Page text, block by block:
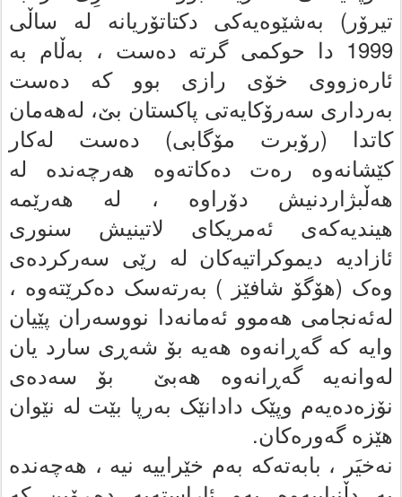
تیرۆر) به‌شێوه‌یه‌کى دکتاتۆریانە له‌ ساڵى
1999 دا حوکمى گرته‌ ده‌ست ، به‌ڵام به‌
ئاره‌زووى خۆى رازى بوو که‌ ده‌ست
به‌ردارى سه‌رۆکایه‌تى پاکستان بێ، له‌هه‌مان
کاتدا (رۆبرت مۆگابى) ده‌ست له‌کار
کێشانه‌وه‌ ره‌ت ده‌کاته‌وه‌ هه‌رچه‌نده‌ له‌
هه‌ڵبژاردنیش دۆراوه‌ ، له‌ هه‌رێمه‌
هیندیه‌که‌ى ئه‌مریکاى لاتینیش سنورى
ئازادیە دیموکراتیه‌کان له‌ رێى سه‌رکرده‌ى
وه‌ک (هۆگۆ شافێز ) بەرتەسک دەکرێتەوە ،
له‌ئه‌نجامى هه‌موو ئه‌مانه‌دا نووسه‌ران پێیان
وایه‌ که‌ گەڕانەوە هه‌یه‌ بۆ شه‌ڕى سارد یان
له‌وانه‌یه‌ گەڕانەوە هەبێ بۆ سه‌ده‌ى
نۆزه‌ده‌یه‌م وپێک دادانێک بەرپا بێت لە نێوان
هێزە گەورەکان.
نه‌خیَر ، بابه‌ته‌که‌ به‌م خێراییه‌ نیه‌ ، هه‌چه‌نده‌